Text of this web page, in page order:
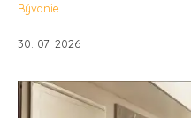
Bývanie
30. 07. 2026